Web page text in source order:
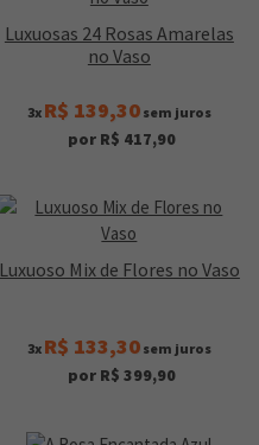
Luxuosas 24 Rosas Amarelas
no Vaso
3x R$ 139,30sem juros
por R$ 417,90
Luxuoso Mix de Flores no Vaso
3x R$ 133,30sem juros
por R$ 399,90